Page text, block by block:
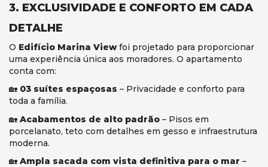
3. EXCLUSIVIDADE E CONFORTO EM CADA
DETALHE
O Edifício Marina Viewfoi projetado para proporcionar
uma experiência única aos moradores. O apartamento
conta com:
🏡 03 suítes espaçosas – Privacidade e conforto para
toda a família.
🏡 Acabamentos de alto padrão – Pisos em
porcelanato, teto com detalhes em gesso e infraestrutura
moderna.
🏡 Ampla sacada com vista definitiva para o mar –